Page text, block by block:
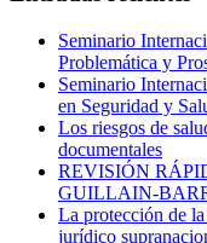
Seminario
Problemática y
Seminario
en Seguridad y
Los riesgos de
documentales
REVISIÓN
GUILLAIN-
La protección de
jurídico